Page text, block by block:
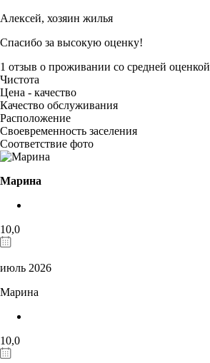
Алексей, хозяин жилья
Спасибо за высокую оценку!
1 отзыв о проживании со средней оценкой
Чистота
Цена - качество
Качество обслуживания
Расположение
Своевременность заселения
Соответствие фото
Марина
10,0
июль 2026
Марина
10,0